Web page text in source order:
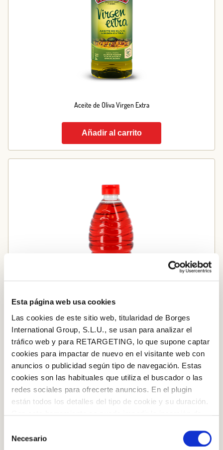
Esta página web usa cookies
Las cookies de este sitio web, titularidad de Borges
International Group, S.L.U., se usan para analizar el
tráfico web y para RETARGETING, lo que supone captar
cookies para impactar de nuevo en el visitante web con
anuncios o publicidad según tipo de navegación. Estas
cookies son las habituales que utiliza el buscador o las
redes sociales para ofrecerte anuncios. En el plugin
están todos los detalles del tipo de cookie y su duración.
la web aparece cómo evitar las cookies en el navegador.
Necesario
Aceite de Oliva Virgen Extra
Añadir al carrito
Vinagre de vino tinto
Añadir al carrito
Log in with Google